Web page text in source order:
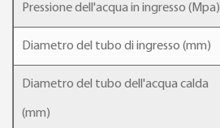
Pressione dell'acqua in ingresso (Mpa)
Diametro del tubo di ingresso (mm)
Diametro del tubo dell'acqua calda
(mm)